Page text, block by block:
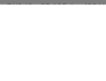
IS - 3P 125 A - 400
IS - 3P 100 A - 400